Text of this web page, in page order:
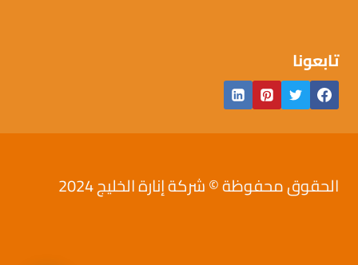
تابعونا
الحقوق محفوظة © شركة إنارة الخليج 2024